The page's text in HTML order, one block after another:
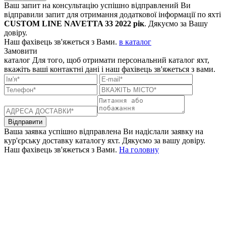
Ваш запит на консультацію успішно відправлений Ви
відправили запит для отримання додаткової інформації по яхті
CUSTOM LINE NAVETTA 33 2022 рік. Дякуємо за Вашу
довіру.
Наш фахівець зв'яжеться з Вами. в каталог
Замовити
каталог Для того, щоб отримати персональний каталог яхт,
вкажіть ваші контактні дані і наш фахівець зв'яжеться з вами.
Відправити
Ваша заявка успішно відправлена Ви надіслали заявку на
кур'єрську доставку каталогу яхт. Дякуємо за вашу довіру.
Наш фахівець зв'яжеться з Вами. На головну